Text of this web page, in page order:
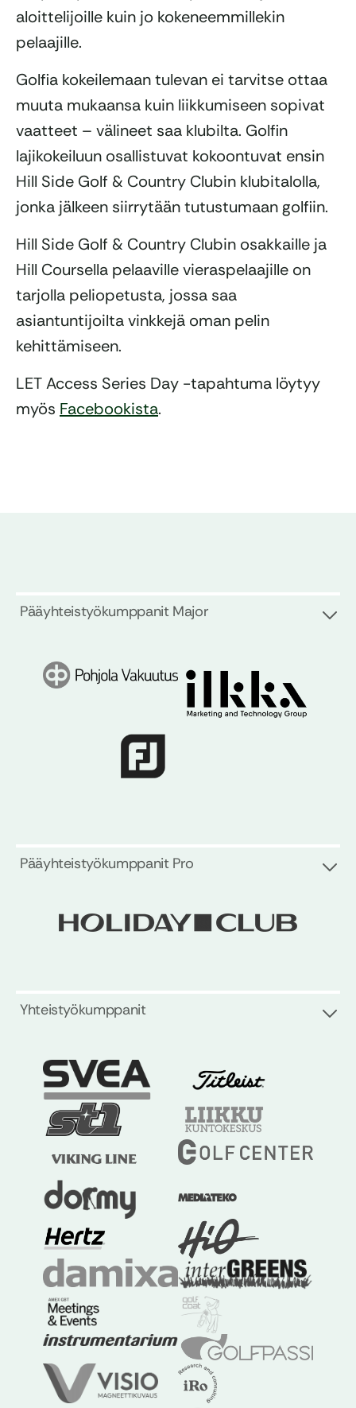
aloittelijoille kuin jo kokeneemmillekin
pelaajille.
Golfia kokeilemaan tulevan ei tarvitse ottaa
muuta mukaansa kuin liikkumiseen sopivat
vaatteet – välineet saa klubilta. Golfin
lajikokeiluun osallistuvat kokoontuvat ensin
Hill Side Golf & Country Clubin klubitalolla,
jonka jälkeen siirrytään tutustumaan golfiin.
Hill Side Golf & Country Clubin osakkaille ja
Hill Coursella pelaaville vieraspelaajille on
tarjolla peliopetusta, jossa saa
asiantuntijoilta vinkkejä oman pelin
kehittämiseen.
LET Access Series Day -tapahtuma löytyy
myös Facebookista.
Pääyhteistyökumppanit Major
Pääyhteistyökumppanit Pro
Yhteistyökumppanit